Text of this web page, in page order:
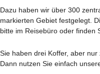
Dazu haben wir über 300
markierten Gebiet festgelegt.
bitte im Reisebüro oder finden
Sie haben drei Koffer, aber nur
Dann nutzen Sie einfach